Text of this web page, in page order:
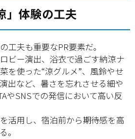
」体験の工夫
工夫も重要なPR要素だ。
ビー演出、浴衣で過ごす納涼ナ
を使った“涼グルメ”、風鈴やせ
出など、暑さを忘れさせる細や
やSNSでの発信において高い反
活用し、宿泊前から期待感を高
。